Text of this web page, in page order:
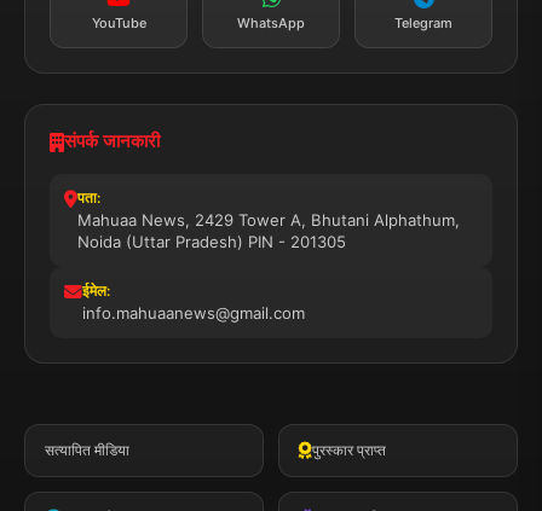
YouTube WhatsApp Telegram
संपर्क जानकारी
पता:
Mahuaa News, 2429 Tower A, Bhutani Alphathum,
Noida (Uttar Pradesh) PIN - 201305
ईमेल:
info.mahuaanews@gmail.com
सत्यापित मीडिया पुरस्कार प्राप्त